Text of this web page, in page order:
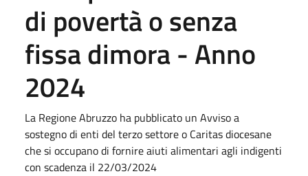
di povertà o senza
fissa dimora - Anno
2024
La Regione Abruzzo ha pubblicato un Avviso a
sostegno di enti del terzo settore o Caritas diocesane
che si occupano di fornire aiuti alimentari agli indigenti
con scadenza il 22/03/2024